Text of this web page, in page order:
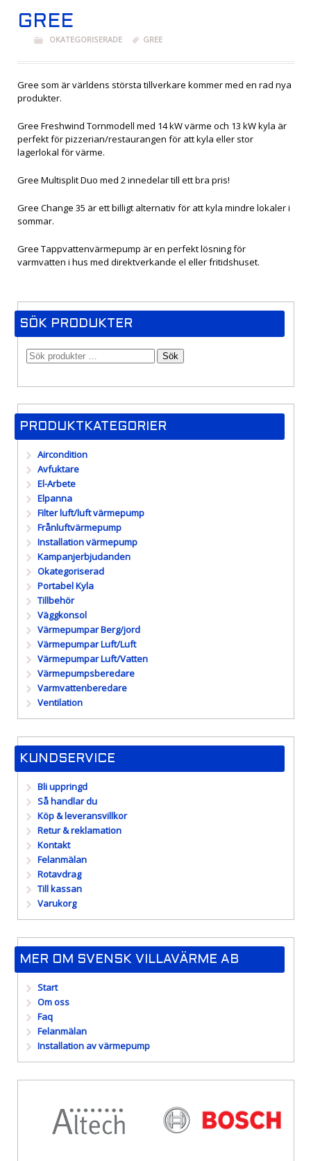
GREE
OKATEGORISERADE GREE
Gree som är världens största tillverkare kommer med en rad nya
produkter.
Gree Freshwind Tornmodell med 14 kW värme och 13 kW kyla är
perfekt för pizzerian/restaurangen för att kyla eller stor
lagerlokal för värme.
Gree Multisplit Duo med 2 innedelar till ett bra pris!
Gree Change 35 är ett billigt alternativ för att kyla mindre lokaler i
sommar.
Gree Tappvattenvärmepump är en perfekt lösning för
varmvatten i hus med direktverkande el eller fritidshuset.
SÖK PRODUKTER
Sök
PRODUKTKATEGORIER
Aircondition
Avfuktare
El-Arbete
Elpanna
Filter luft/luft värmepump
Frånluftvärmepump
Installation värmepump
Kampanjerbjudanden
Okategoriserad
Portabel Kyla
Tillbehör
Väggkonsol
Värmepumpar Berg/jord
Värmepumpar Luft/Luft
Värmepumpar Luft/Vatten
Värmepumpsberedare
Varmvattenberedare
Ventilation
KUNDSERVICE
Bli uppringd
Så handlar du
Köp & leveransvillkor
Retur & reklamation
Kontakt
Felanmälan
Rotavdrag
Till kassan
Varukorg
MER OM SVENSK VILLAVÄRME AB
Start
Om oss
Faq
Felanmälan
Installation av värmepump